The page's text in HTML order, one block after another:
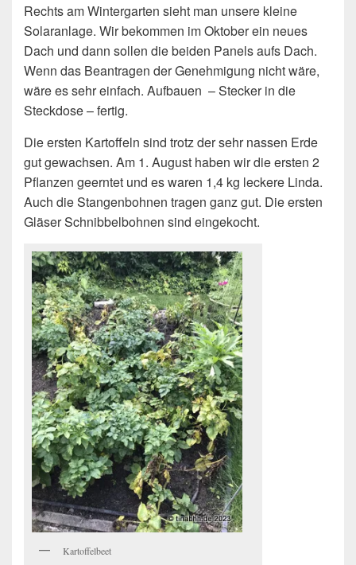
Rechts am Wintergarten sieht man unsere kleine
Solaranlage. Wir bekommen im Oktober ein neues
Dach und dann sollen die beiden Panels aufs Dach.
Wenn das Beantragen der Genehmigung nicht wäre,
wäre es sehr einfach. Aufbauen – Stecker in die
Steckdose – fertig.
Die ersten Kartoffeln sind trotz der sehr nassen Erde
gut gewachsen. Am 1. August haben wir die ersten 2
Pflanzen geerntet und es waren 1,4 kg leckere Linda.
Auch die Stangenbohnen tragen ganz gut. Die ersten
Gläser Schnibbelbohnen sind eingekocht.
Kartoffelbeet